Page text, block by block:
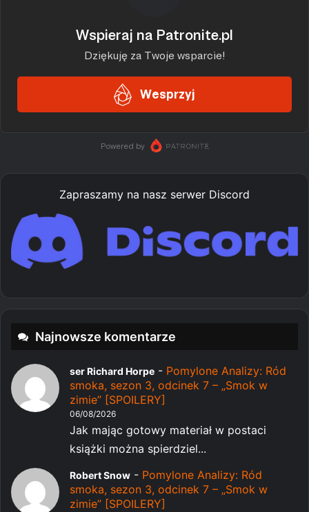
Zapraszamy na nasz serwer Discord
Najnowsze komentarze
ser Richard Horpe - Pomylone Analizy: Ród
smoka, sezon 3, odcinek 7 – „Smok w
zimie” [SPOILERY]
06/08/2026
Jak mając gotowy materiał w postaci
książki można spierdziel...
Robert Snow - Pomylone Analizy: Ród
smoka, sezon 3, odcinek 7 – „Smok w
zimie” [SPOILERY]